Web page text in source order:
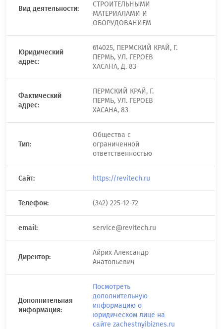
Вид деятельности:
СТРОИТЕЛЬНЫМИ
МАТЕРИАЛАМИ И
ОБОРУДОВАНИЕМ
Юридический
адрес:
614025, ПЕРМСКИЙ КРАЙ, Г.
ПЕРМЬ, УЛ. ГЕРОЕВ
ХАСАНА, Д. 83
Фактический
адрес:
ПЕРМСКИЙ КРАЙ, Г.
ПЕРМЬ, УЛ. ГЕРОЕВ
ХАСАНА, 83
Тип:
Общества с
ограниченной
ответственностью
Сайт: https://revitech.ru
Телефон: (342) 225-12-72
email: service@revitech.ru
Директор:
Айрих Александр
Анатольевич
Дополнительная
информация:
Посмотреть
дополнительную
информацию о
юридическом лице на
сайте zachestnyibiznes.ru